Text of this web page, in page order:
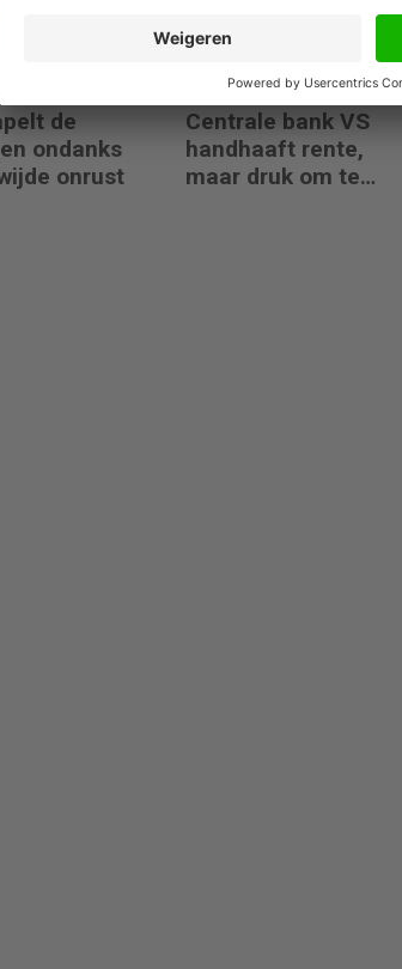
de
ondanks
onrust
30 juli 2026
Centrale bank VS
handhaaft rente,
maar druk om te